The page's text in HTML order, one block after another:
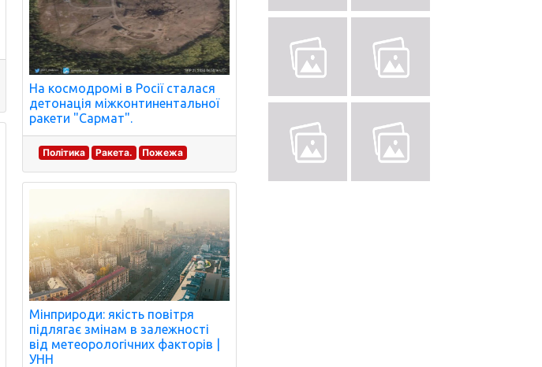
На космодромі в Росії сталася
детонація міжконтинентальної
ракети "Сармат".
Політика Ракета. Пожежа
Мінприроди: якість повітря
підлягає змінам в залежності
від метеорологічних факторів |
УНН